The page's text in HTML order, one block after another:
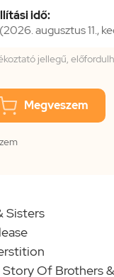
idő:
augusztus 11.,
jellegű,
Megveszem
Sisters
Story Of Brothers